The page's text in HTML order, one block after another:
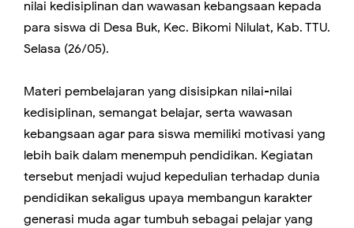
nilai kedisiplinan dan wawasan kebangsaan kepada
para siswa di Desa Buk, Kec. Bikomi Nilulat, Kab. TTU.
Selasa (26/05).
Materi pembelajaran yang disisipkan nilai-nilai
kedisiplinan, semangat belajar, serta wawasan
kebangsaan agar para siswa memiliki motivasi yang
lebih baik dalam menempuh pendidikan. Kegiatan
tersebut menjadi wujud kepedulian terhadap dunia
pendidikan sekaligus upaya membangun karakter
generasi muda agar tumbuh sebagai pelajar yang